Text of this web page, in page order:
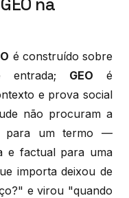
na
é construído sobre
entrada; GEO é
e prova social
não procuram a
para um termo —
e factual para uma
importa deixou de
e virou "quando